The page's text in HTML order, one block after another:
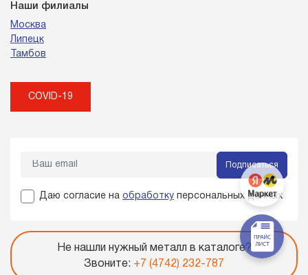
Наши филиалы
Москва
Липецк
Тамбов
COVID-19
Подписаться
Даю согласие на обработку персональных данных
Не нашли нужный металл в каталоге?
Звоните: +7 (4742) 232-787